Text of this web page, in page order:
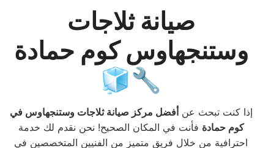
صيانة ثلاجات
وستنجهاوس كوم حمادة
🧊🔧
إذا كنت تبحث عن أفضل مركز صيانة ثلاجات وستنجهاوس في
كوم حمادة فأنت في المكان الصحيح! نحن نقدم لك خدمة
احترافية من خلال فريق متميز من الفنيين المتخصصين في